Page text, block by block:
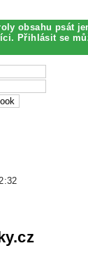
obsahu psát
Přihlásit se